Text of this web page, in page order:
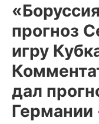
прогноз
игру
дал